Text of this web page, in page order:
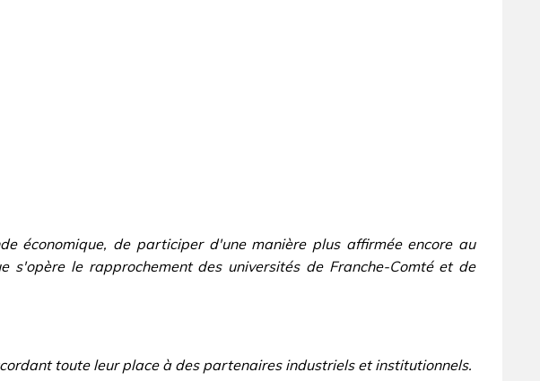
économique, de participer d'une manière plus affirmée encore au
le rapprochement des universités de Franche-Comté et de
toute leur place à des partenaires industriels et institutionnels.